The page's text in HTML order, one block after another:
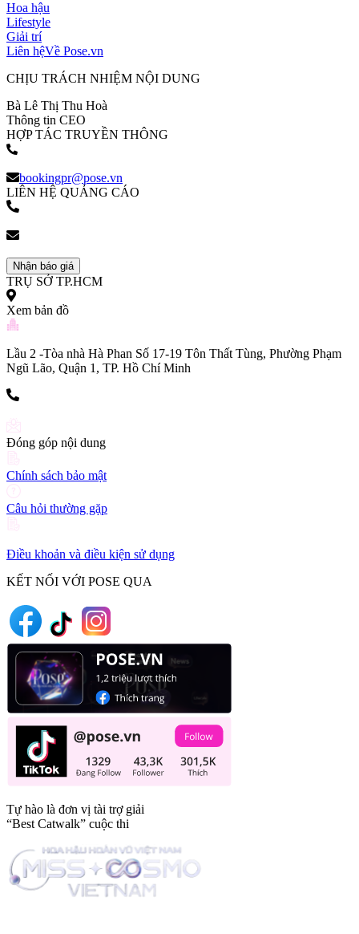
Hoa hậu
Lifestyle
Giải trí
Liên hệVề Pose.vn
CHỊU TRÁCH NHIỆM NỘI DUNG
Bà Lê Thị Thu Hoà
Thông tin CEO
HỢP TÁC TRUYỀN THÔNG
bookingpr@pose.vn
LIÊN HỆ QUẢNG CÁO
Nhận báo giá
TRỤ SỞ TP.HCM
Xem bản đồ
Lầu 2 -Tòa nhà Hà Phan Số 17-19 Tôn Thất Tùng, Phường Phạm
Ngũ Lão, Quận 1, TP. Hồ Chí Minh
Đóng góp nội dung
Chính sách bảo mật
Câu hỏi thường gặp
Điều khoản và điều kiện sử dụng
KẾT NỐI VỚI POSE QUA
Tự hào là đơn vị tài trợ giải
“Best Catwalk” cuộc thi